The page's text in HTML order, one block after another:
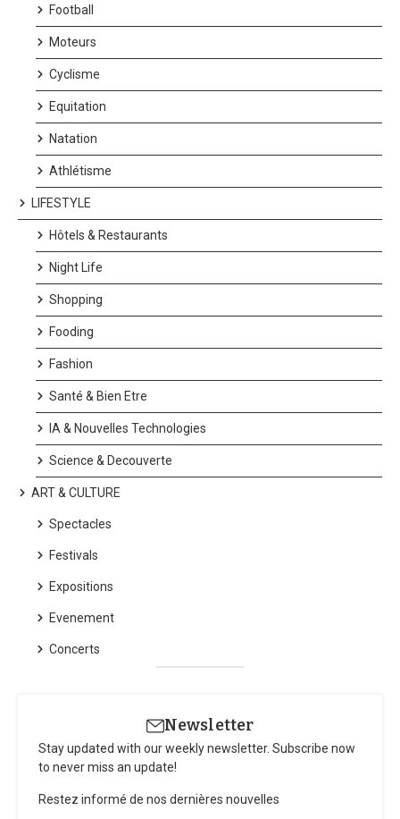
Football
Moteurs
Cyclisme
Equitation
Natation
Athlétisme
LIFESTYLE
Hôtels & Restaurants
Night Life
Shopping
Fooding
Fashion
Santé & Bien Etre
IA & Nouvelles Technologies
Science & Decouverte
ART & CULTURE
Spectacles
Festivals
Expositions
Evenement
Concerts
Newsletter
Stay updated with our weekly newsletter. Subscribe now
to never miss an update!
Restez informé de nos dernières nouvelles